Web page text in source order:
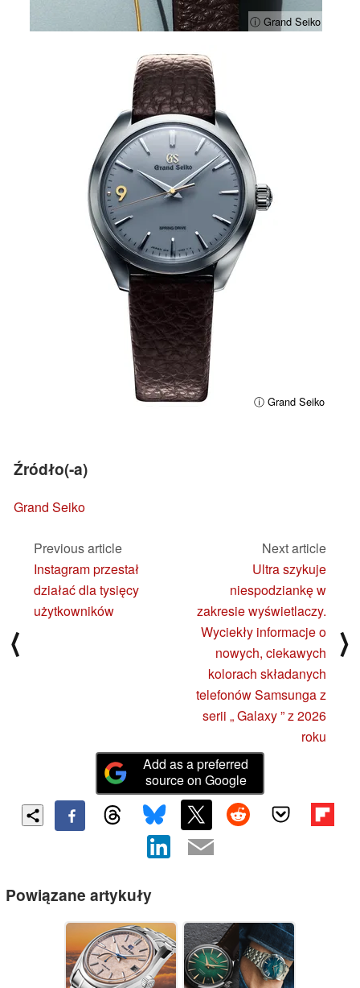
ⓘ Grand Seiko
ⓘ Grand Seiko
Źródło(-a)
Grand Seiko
⟨
Previous article
Instagram przestał
działać dla tysięcy
użytkowników
Next article
Ultra szykuje
niespodziankę w
zakresie wyświetlaczy.
Wyciekły informacje o
nowych, ciekawych
kolorach składanych
telefonów Samsunga z
serii „ Galaxy ” z 2026
roku
⟩
Add as a preferred
source on Google
Powiązane artykuły